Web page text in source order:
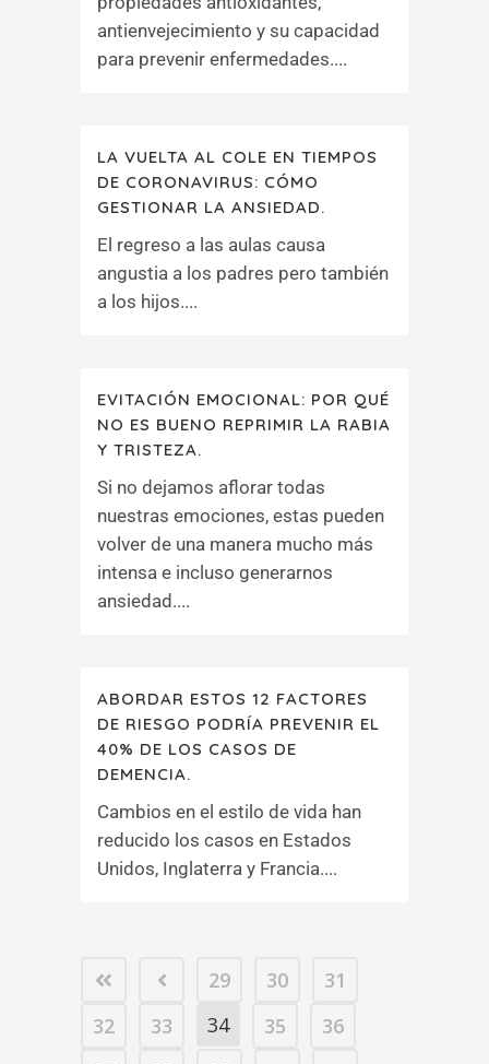
antienvejecimiento y su capacidad
para prevenir enfermedades....
LA VUELTA AL COLE EN TIEMPOS
DE CORONAVIRUS: CÓMO
GESTIONAR LA ANSIEDAD.
El regreso a las aulas causa
angustia a los padres pero también
a los hijos....
EVITACIÓN EMOCIONAL: POR QUÉ
NO ES BUENO REPRIMIR LA RABIA
Y TRISTEZA.
Si no dejamos aflorar todas
nuestras emociones, estas pueden
volver de una manera mucho más
intensa e incluso generarnos
ansiedad....
ABORDAR ESTOS 12 FACTORES
DE RIESGO PODRÍA PREVENIR EL
40% DE LOS CASOS DE
DEMENCIA.
Cambios en el estilo de vida han
reducido los casos en Estados
Unidos, Inglaterra y Francia....
29 30
31
32
33 34 35
36